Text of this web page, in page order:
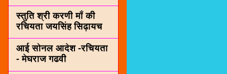
स्तुति श्री करणी माँ की
रचियता जयसिंह सिढ़ायच
आई सोनल आदेश -रचियता
- मेघराज गढवी